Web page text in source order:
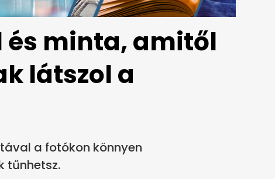
és minta, amitől
látszol a
a fotókon könnyen
tűnhetsz.